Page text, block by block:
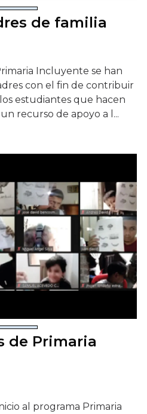
de familia
Incluyente se han
con el fin de contribuir
estudiantes que hacen
recurso de apoyo a l...
de Primaria
al programa Primaria